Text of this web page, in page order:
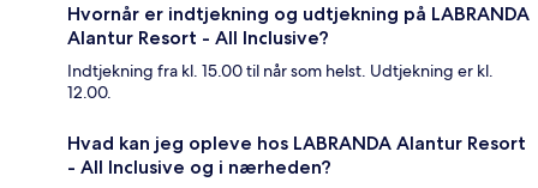
Hvornår er indtjekning og udtjekning på LABRANDA
Alantur Resort - All Inclusive?
Indtjekning fra kl. 15.00 til når som helst. Udtjekning er kl.
12.00.
Hvad kan jeg opleve hos LABRANDA Alantur Resort
- All Inclusive og i nærheden?